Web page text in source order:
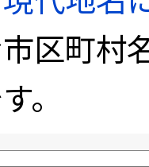
区町村
。